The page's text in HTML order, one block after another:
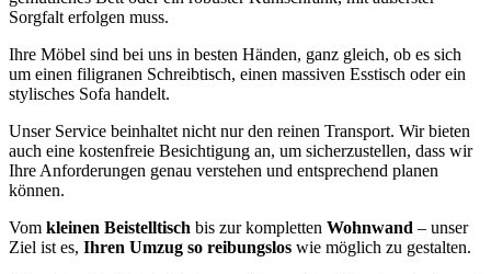
Sorgfalt erfolgen muss.
Ihre Möbel sind bei uns in besten Händen, ganz gleich, ob es sich
um einen filigranen Schreibtisch, einen massiven Esstisch oder ein
stylisches Sofa handelt.
Unser Service beinhaltet nicht nur den reinen Transport. Wir bieten
auch eine kostenfreie Besichtigung an, um sicherzustellen, dass wir
Ihre Anforderungen genau verstehen und entsprechend planen
können.
Vom kleinen Beistelltisch bis zur kompletten Wohnwand – unser
Ziel ist es, Ihren Umzug so reibungslos wie möglich zu gestalten.